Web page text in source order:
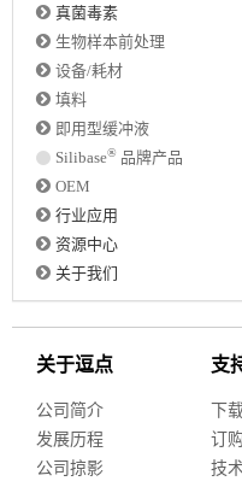
真菌毒素
生物样本前处理
设备/耗材
填料
即用型缓冲液
Silibase® 品牌产品
OEM
行业应用
资源中心
关于我们
关于逗点
公司简介
发展历程
公司掠影
支
下
订
技